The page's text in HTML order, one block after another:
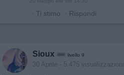
· Ti stimo · Rispondi
Sioux livello 9
30 Aprile - 5.475 visualizzazioni